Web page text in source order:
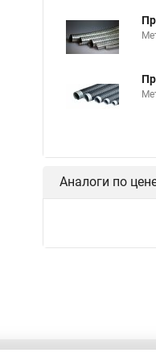
Аналоги по